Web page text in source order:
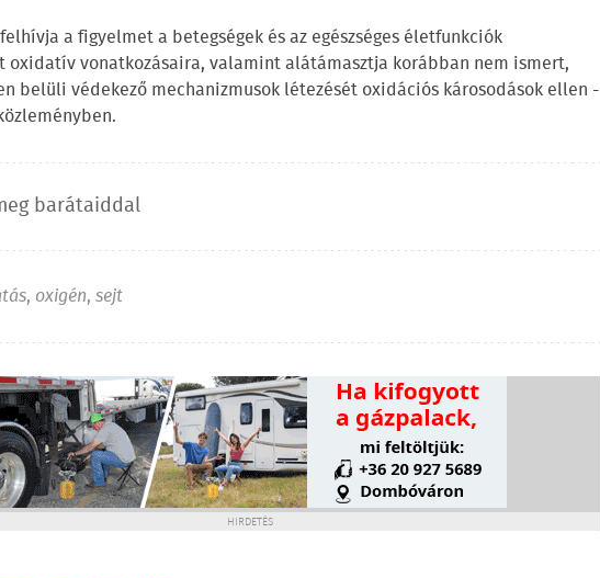
a figyelmet a betegségek és az egészséges életfunkciók
oxidatív vonatkozásaira, valamint alátámasztja korábban nem ismert,
belüli védekező mechanizmusok létezését oxidációs károsodások ellen -
barátaiddal
, oxigén, sejt
HIRDETÉS